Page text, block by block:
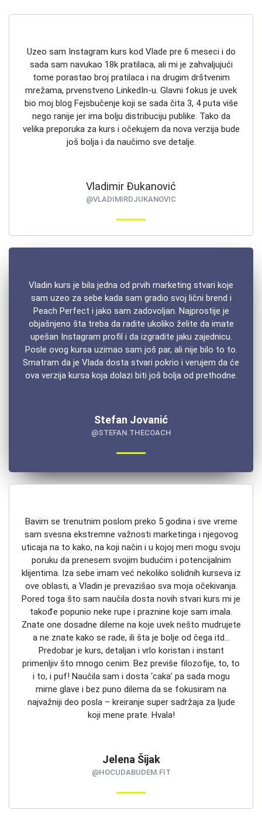
Uzeo sam Instagram kurs kod Vlade pre 6 meseci i do
sada sam navukao 18k pratilaca, ali mi je zahvaljujući
tome porastao broj pratilaca i na drugim drštvenim
mrežama, prvenstveno LinkedIn-u. Glavni fokus je uvek
bio moj blog Fejsbučenje koji se sada čita 3, 4 puta više
nego ranije jer ima bolju distribuciju publike. Tako da
velika preporuka za kurs i očekujem da nova verzija bude
još bolja i da naučimo sve detalje.
Vladimir Đukanović
@VLADIMIRDJUKANOVIC
Vladin kurs je bila jedna od prvih marketing stvari koje
sam uzeo za sebe kada sam gradio svoj lični brend i
Peach Perfect i jako sam zadovoljan. Najprostije je
objašnjeno šta treba da radite ukoliko želite da imate
upešan Instagram profil i da izgradite jaku zajednicu.
Posle ovog kursa uzimao sam još par, ali nije bilo to to.
Smatram da je Vlada dosta stvari pokrio i verujem da će
ova verzija kursa koja dolazi biti još bolja od prethodne.
Stefan Jovanić
@STEFAN.THECOACH
Bavim se trenutnim poslom preko 5 godina i sve vreme
sam svesna ekstremne važnosti marketinga i njegovog
uticaja na to kako, na koji način i u kojoj meri mogu svoju
poruku da prenesem svojim budućim i potencijalnim
klijentima. Iza sebe imam već nekoliko solidnih kurseva iz
ove oblasti, a Vladin je prevazišao sva moja očekivanja.
Pored toga što sam naučila dosta novih stvari kurs mi je
takođe popunio neke rupe i praznine koje sam imala.
Znate one dosadne dileme na koje uvek nešto mudrujete
a ne znate kako se rade, ili šta je bolje od čega itd…
Predobar je kurs, detaljan i vrlo koristan i instant
primenljiv što mnogo cenim. Bez previše filozofije, to, to
i to, i puf! Naučila sam i dosta ‘caka’ pa sada mogu
mirne glave i bez puno dilema da se fokusiram na
najvažniji deo posla – kreiranje super sadržaja za ljude
koji mene prate. Hvala!
Jelena Šijak
@HOCUDABUDEM.FIT